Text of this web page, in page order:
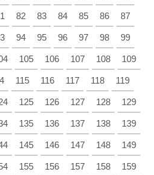
82 83 84 85 86 87
94 95 96 97 98 99
105 106 107 108 109
115 116 117 118 119
125 126 127 128 129
135 136 137 138 139
145 146 147 148 149
155 156 157 158 159